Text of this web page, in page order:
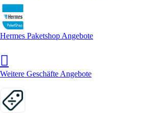
Hermes Paketshop Angebote
Weitere Geschäfte Angebote